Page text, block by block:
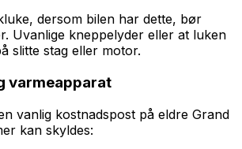
dersom bilen har dette, bør
Uvanlige kneppelyder eller at luken
slitte stag eller motor.
varmeapparat
vanlig kostnadspost på eldre Grand
kan skyldes: